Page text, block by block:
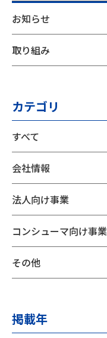
お知らせ
取り組み
カテゴリ
すべて
会社情報
法人向け事業
コンシューマ向け事業
その他
掲載年